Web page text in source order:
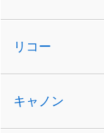
リコー
キャノン